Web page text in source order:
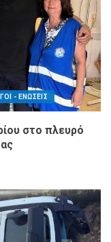
- ΕΝΩΣΕΙΣ
στο πλευρό